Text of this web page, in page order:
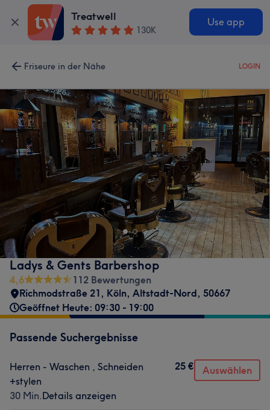
Treatwell
130K
Use app
Friseure in der Nähe LOGIN
Ladys & Gents Barbershop
4,6
112 Bewertungen
Richmodstraße 21, Köln, Altstadt-Nord, 50667
Geöffnet Heute: 09:30 - 19:00
Passende Suchergebnisse
Herren - Waschen , Schneiden
+stylen
30 Min.Details anzeigen
25 € Auswählen